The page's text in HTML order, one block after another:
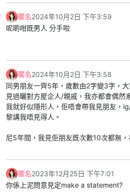
匿名2024年10月2日 下午3:59
呢啲咁既男人 分手啦
匿名2024年10月2日 下午3:58
同男朋友一齊5年，歲數由2字變3字，
見過曬對方屋企人/親戚，我亦都會偶然
我就好似隱形人，佢唔會帶我見朋友，
黎講我唔見得人。
尼5年間，我見佢朋友既次數10次都無
去玩。我雖然唔係外向，但自問有禮貌
佢夜晚1點幾就送左我走，之後就叫我以
尬。第一次見唔熟好正常，但係佢直接落
另外佢亦都會約朋友系屋企食飯/賭錢。
匿名2023年12月25日 下午7:01
你係上泥問意見定make a statement?